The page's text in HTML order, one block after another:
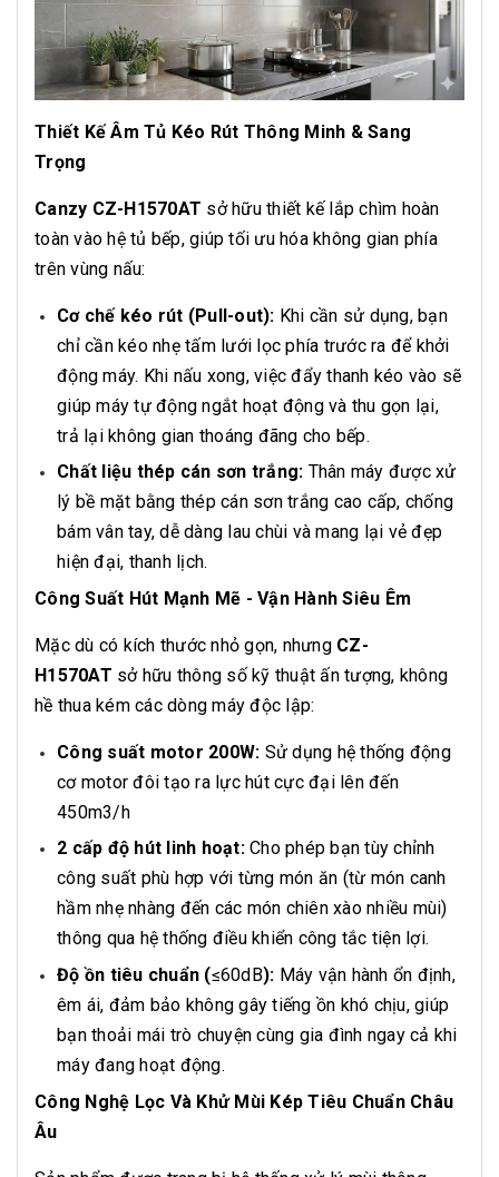
Thiết Kế Âm Tủ Kéo Rút Thông Minh & Sang
Trọng
Canzy CZ-H1570AT sở hữu thiết kế lắp chìm hoàn
toàn vào hệ tủ bếp, giúp tối ưu hóa không gian phía
trên vùng nấu:
Cơ chế kéo rút (Pull-out): Khi cần sử dụng, bạn
chỉ cần kéo nhẹ tấm lưới lọc phía trước ra để khởi
động máy. Khi nấu xong, việc đẩy thanh kéo vào sẽ
giúp máy tự động ngắt hoạt động và thu gọn lại,
trả lại không gian thoáng đãng cho bếp.
Chất liệu thép cán sơn trắng: Thân máy được xử
lý bề mặt bằng thép cán sơn trắng cao cấp, chống
bám vân tay, dễ dàng lau chùi và mang lại vẻ đẹp
hiện đại, thanh lịch.
Công Suất Hút Mạnh Mẽ - Vận Hành Siêu Êm
Mặc dù có kích thước nhỏ gọn, nhưng CZ-
H1570AT sở hữu thông số kỹ thuật ấn tượng, không
hề thua kém các dòng máy độc lập:
Công suất motor 200W: Sử dụng hệ thống động
cơ motor đôi tạo ra lực hút cực đại lên đến
450m3/h
2 cấp độ hút linh hoạt:Cho phép bạn tùy chỉnh
công suất phù hợp với từng món ăn (từ món canh
hầm nhẹ nhàng đến các món chiên xào nhiều mùi)
thông qua hệ thống điều khiển công tắc tiện lợi.
Độ ồn tiêu chuẩn (≤60dB): Máy vận hành ổn định,
êm ái, đảm bảo không gây tiếng ồn khó chịu, giúp
bạn thoải mái trò chuyện cùng gia đình ngay cả khi
máy đang hoạt động.
Công Nghệ Lọc Và Khử Mùi Kép Tiêu Chuẩn Châu
Âu